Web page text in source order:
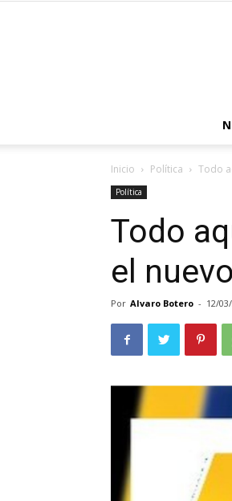
Inicio Política Todo
Política
Todo
el
Por Alvaro Botero - 12/